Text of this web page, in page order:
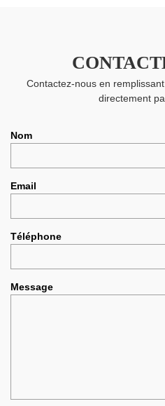
Contactez-nous en
directement
Nom
Email
Téléphone
Message